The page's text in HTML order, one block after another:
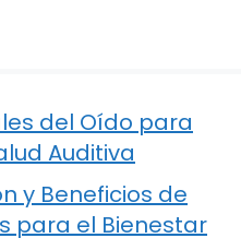
del Oído para
Auditiva
y Beneficios de
para el Bienestar